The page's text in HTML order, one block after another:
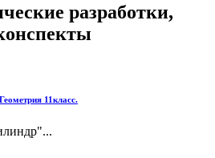
разработки,
11класс.